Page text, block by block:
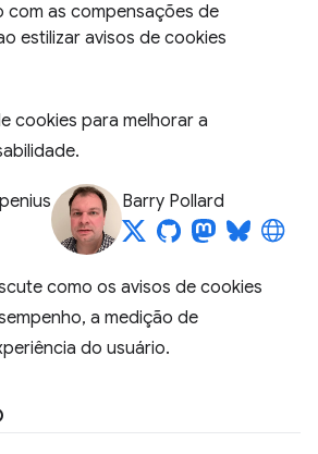
com as compensações de
estilizar avisos de cookies
cookies para melhorar a
Barry Pollard
como os avisos de cookies
a medição de
do usuário.